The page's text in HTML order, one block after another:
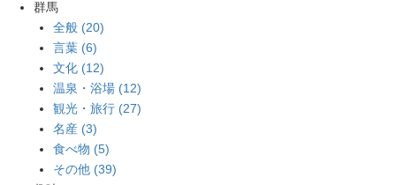
群馬
全般 (20)
言葉 (6)
文化 (12)
温泉・浴場 (12)
観光・旅行 (27)
名産 (3)
食べ物 (5)
その他 (39)